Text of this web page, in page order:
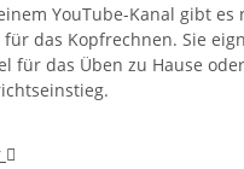
YouTube-Kanal gibt es
für das Kopfrechnen. Sie
für das Üben zu Hause